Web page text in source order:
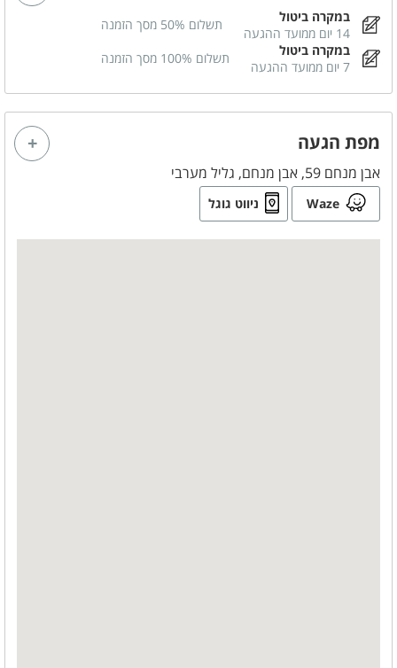
במקרה ביטול
14 יום ממועד ההגעה
תשלום 50% מסך הזמנה
במקרה ביטול
7 יום ממועד ההגעה
תשלום 100% מסך הזמנה
מפת הגעה
אבן מנחם 59, אבן מנחם, גליל מערבי
Waze ניווט גוגל